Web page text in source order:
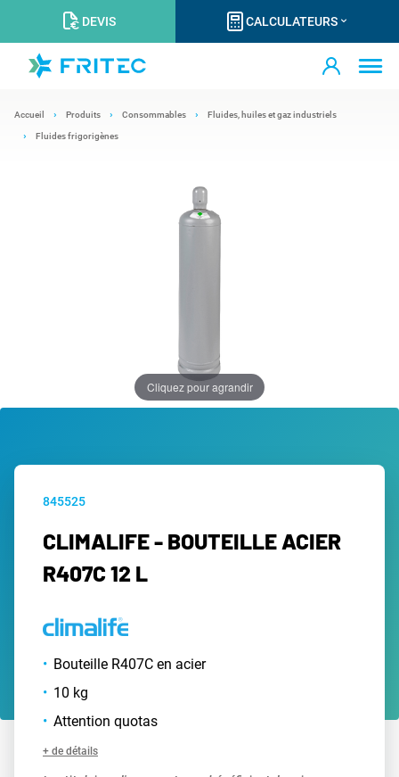
DEVIS CALCULATEURS
Accueil Produits Consommables Fluides, huiles et gaz industriels
Fluides frigorigènes
Cliquez pour agrandir
845525
CLIMALIFE - BOUTEILLE ACIER
R407C 12 L
Bouteille R407C en acier
10 kg
Attention quotas
+ de détails